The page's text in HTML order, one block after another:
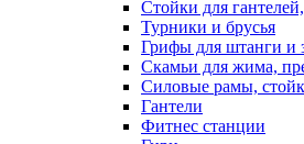
Стойки для
Турники и брусья
Грифы для штанги и
Скамьи для жима,
Силовые рамы,
Гантели
Фитнес станции